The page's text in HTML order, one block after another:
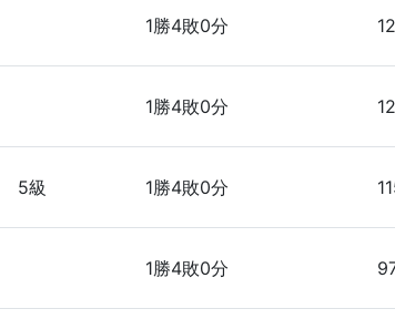
1勝4敗0分
1勝4敗0分
5級 1勝4敗0分
1勝4敗0分